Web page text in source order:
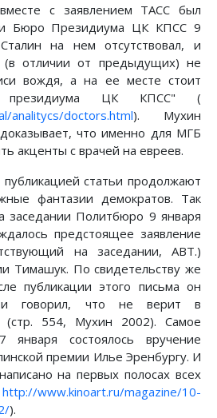
с заявлением ТАСС был
Бюро Президиума ЦК КПСС 9
на нем отсутствовал, и
(в отличии от предыдущих) не
вождя, а на ее месте стоит
президиума ЦК КПСС" (
analitycs/doctors.html). Мухин
что именно для МГБ
акценты с врачей на евреев.
статьи продолжают
фантазии демократов. Так
заседании Политбюро 9 января
предстоящее заявление
на заседании, АВТ.)
Тимашук. По свидетельству же
публикации этого письма он
и говорил, что не верит в
(стр. 554, Мухин 2002). Самое
января состоялось вручение
премии Илье Эренбургу. И
на первых полосах всех
http://www.kinoart.ru/magazine/10-
).